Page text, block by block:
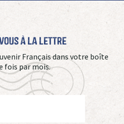
à La Lettre
Français dans votre boîte
fois par mois.